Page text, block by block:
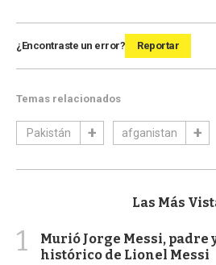
¿Encontraste un error? Reportar
Temas relacionados
Pakistán afganistan
Las Más
1
Murió Jorge Messi, padre
histórico de Lionel Messi